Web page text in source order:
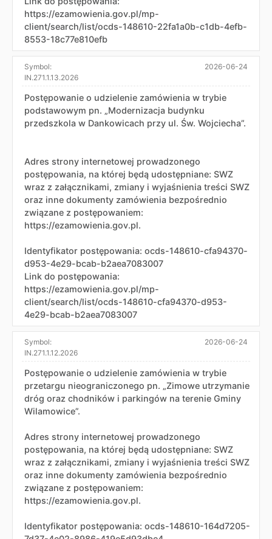
https://ezamowienia.gov.pl/mp-
client/search/list/ocds-148610-22fa1a0b-c1db-4efb-
8553-18c77e810efb
Symbol:
IN.271.1.13.2026
2026-06-24
Postępowanie o udzielenie zamówienia w trybie
podstawowym pn. „Modernizacja budynku
przedszkola w Dankowicach przy ul. Św. Wojciecha”.
Adres strony internetowej prowadzonego
postępowania, na której będą udostępniane: SWZ
wraz z załącznikami, zmiany i wyjaśnienia treści SWZ
oraz inne dokumenty zamówienia bezpośrednio
związane z postępowaniem:
https://ezamowienia.gov.pl.
Identyfikator postępowania: ocds-148610-cfa94370-
d953-4e29-bcab-b2aea7083007
Link do postępowania:
https://ezamowienia.gov.pl/mp-
client/search/list/ocds-148610-cfa94370-d953-
4e29-bcab-b2aea7083007
Symbol:
IN.271.1.12.2026
2026-06-24
Postępowanie o udzielenie zamówienia w trybie
przetargu nieograniczonego pn. „Zimowe utrzymanie
dróg oraz chodników i parkingów na terenie Gminy
Wilamowice”.
Adres strony internetowej prowadzonego
postępowania, na której będą udostępniane: SWZ
wraz z załącznikami, zmiany i wyjaśnienia treści SWZ
oraz inne dokumenty zamówienia bezpośrednio
związane z postępowaniem:
https://ezamowienia.gov.pl.
Identyfikator postępowania: ocds-148610-164d7205-